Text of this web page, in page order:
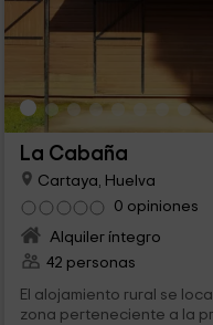
La Cabaña
Cartaya, Huelva
0 opiniones
Alquiler íntegro
42 personas
El alojamiento rural se
zona perteneciente a la